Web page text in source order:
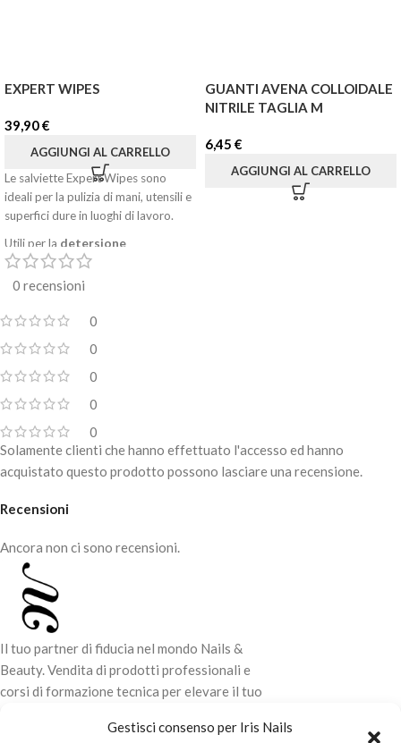
Gestisci consenso per Iris Nails
EXPERT WIPES
39,90€
AGGIUNGI AL CARRELLO
Le salviette Expert Wipes sono
ideali per la pulizia di mani, utensili e
superfici dure in luoghi di lavoro.
Utili per la detersione
senz'acqua, sono salviette di alta
qualità,robuste
Grazie alla loro formula, sono in
grado dirimuovere velocemente
sporco più ostinato
vernice, catrame, inchiostro, colla,
cemento, diesel, lubrificanti, pittura,
resina, gomma, ruggine, lacca e
sigillanti.
Le salviette hanno un
da strapparegrazie al pretaglio ed
all'apposito erogatore apri-e-chiudi
collocato sul coperchio del
secchiello.
GUANTI AVENA COLLOIDALE
NITRILE TAGLIA M
6,45 €
AGGIUNGI AL CARRELLO
0 recensioni
0
0
0
0
0
Recensioni
Ancora non ci sono recensioni.
Solamente clienti che hanno effettuato l'accesso ed hanno
acquistato questo prodotto possono lasciare una recensione.
Il tuo partner di fiducia nel mondo Nails &
Beauty. Vendita di prodotti professionali e
corsi di formazione tecnica per elevare il tuo